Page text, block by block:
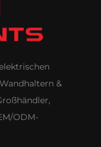
&
ODM-